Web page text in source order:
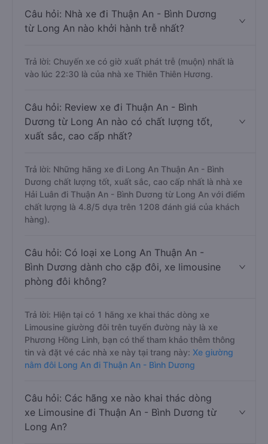
Câu hỏi: Nhà xe đi Thuận An - Bình Dương
từ Long An nào khởi hành trễ nhất?
Trả lời: Chuyến xe có giờ xuất phát trễ (muộn) nhất là
vào lúc 22:30 là của nhà xe Thiên Thiên Hương.
Câu hỏi: Review xe đi Thuận An - Bình
Dương từ Long An nào có chất lượng tốt,
xuất sắc, cao cấp nhất?
Trả lời: Những hãng xe đi Long An Thuận An - Bình
Dương chất lượng tốt, xuất sắc, cao cấp nhất là nhà xe
Hải Luân đi Thuận An - Bình Dương từ Long An với điểm
chất lượng là 4.8/5 dựa trên 1208 đánh giá của khách
hàng).
Câu hỏi: Có loại xe Long An Thuận An -
Bình Dương dành cho cặp đôi, xe limousine
phòng đôi không?
Trả lời: Hiện tại có 1 hãng xe khai thác dòng xe
Limousine giường đôi trên tuyến đường này là xe
Phương Hồng Linh, bạn có thể tham khảo thêm thông
tin và đặt vé các nhà xe này tại trang này: Xe giường
nằm đôi Long An đi Thuận An - Bình Dương
Câu hỏi: Các hãng xe nào khai thác dòng
xe Limousine đi Thuận An - Bình Dương từ
Long An?